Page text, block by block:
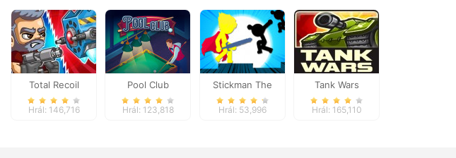
Total Recoil
Hrál: 146,716
Pool Club
Hrál: 123,818
Stickman The
Flash
Hrál: 53,996
Tank Wars
Hrál: 165,110